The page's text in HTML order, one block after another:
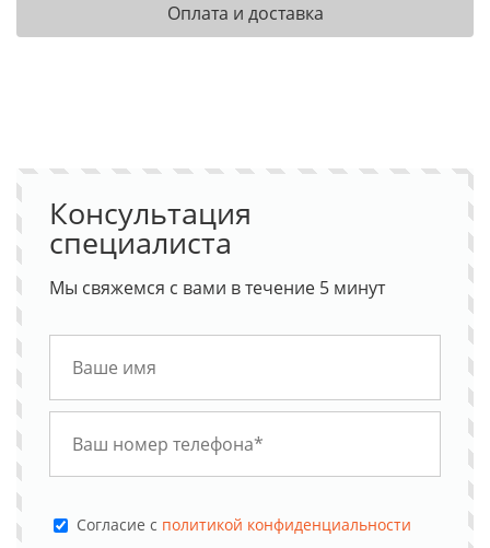
Оплата и доставка
Консультация
специалиста
Мы свяжемся с вами в течение 5 минут
Cогласие с политикой конфиденциальности